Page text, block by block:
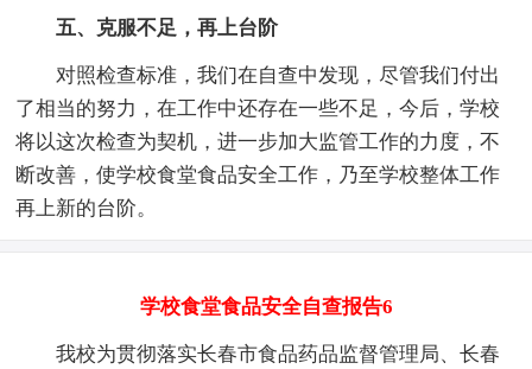
五、克服不足，再上台阶
对照检查标准，我们在自查中发现，尽管我们付出
了相当的努力，在工作中还存在一些不足，今后，学校
将以这次检查为契机，进一步加大监管工作的力度，不
断改善，使学校食堂食品安全工作，乃至学校整体工作
再上新的台阶。
学校食堂食品安全自查报告6
我校为贯彻落实长春市食品药品监督管理局、长春